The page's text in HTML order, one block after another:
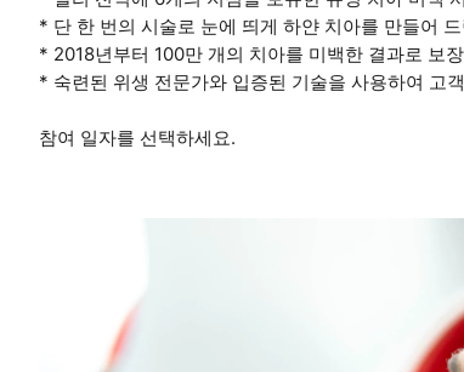
* 단 한 번의 시술로 눈에 띄게 하얀 치아를 만들어
* 2018년부터 100만 개의 치아를 미백한 결과로 보
* 숙련된 위생 전문가와 입증된 기술을 사용하여 고
참여 일자를 선택하세요.